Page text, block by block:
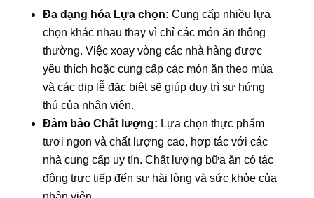
Đa dạng hóa Lựa chọn: Cung cấp nhiều lựa
chọn khác nhau thay vì chỉ các món ăn thông
thường. Việc xoay vòng các nhà hàng được
yêu thích hoặc cung cấp các món ăn theo mùa
và các dịp lễ đặc biệt sẽ giúp duy trì sự hứng
thú của nhân viên.
Đảm bảo Chất lượng: Lựa chọn thực phẩm
tươi ngon và chất lượng cao, hợp tác với các
nhà cung cấp uy tín. Chất lượng bữa ăn có tác
động trực tiếp đến sự hài lòng và sức khỏe của